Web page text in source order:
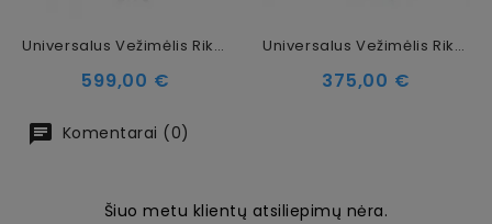
Universalus Vežimėlis Riko Basic Delta Ecco 2in1, 13 Olive
Kaina
599,00 €
Universalus Vežimėlis Riko Basic Sport 2in1 Raicing Blue
Kaina
375,00 €
Komentarai (0)
Šiuo metu klientų atsiliepimų nėra.